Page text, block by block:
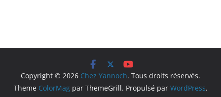
Copyright © 2026 Chez Yannoch. Tous droits réservés.
Theme ColorMagpar ThemeGrill. Propulsé par WordPress.